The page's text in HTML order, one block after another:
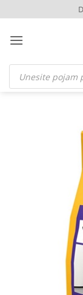
to
content
Products
search